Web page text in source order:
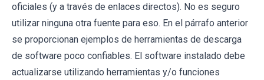
oficiales (y a través de enlaces directos). No es seguro
utilizar ninguna otra fuente para eso. En el párrafo anterior
se proporcionan ejemplos de herramientas de descarga
de software poco confiables. El software instalado debe
actualizarse utilizando herramientas y/o funciones